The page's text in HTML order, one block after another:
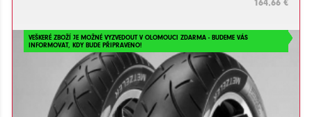
VEŠKERÉ ZBOŽÍ JE MOŽNÉ VYZVEDOUT V OLOMOUCI ZDARMA - BUDEME VÁS
INFORMOVAT, KDY BUDE PŘIPRAVENO!